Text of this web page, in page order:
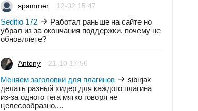
spammer 12-02 15:47
Seditio 172
Работал раньше на сайте но
убрал из за окончания поддержки, почему не
обновляете?
Antony 21-10 17:56
Меняем заголовки для плагинов
sibirjak
делать разный хидер для каждого плагина
из-за одного тега мягко говоря не
целесообразно,...